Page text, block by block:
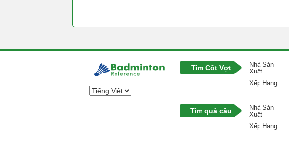
Tìm Cốt Vợt
Nhà Sản
Xuất
Xếp Hạng
Tìm quả cầu
Nhà Sản
Xuất
Xếp Hạng